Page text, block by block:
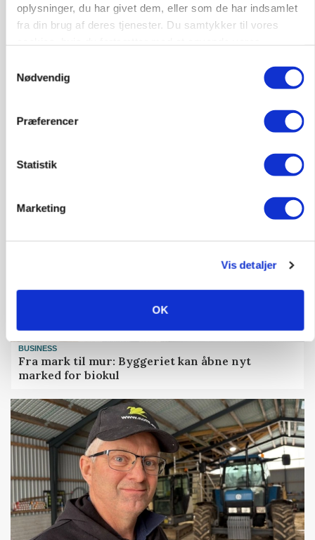
oplysninger, du har givet dem, eller som de har indsamlet
fra din brug af deres tjenester. Du samtykker til vores
Nødvendig
Præferencer
Statistik
Marketing
Vis detaljer
OK
Ejer eller medejer? Nyt tv-format udfordrer
landbrugets ejerstruktur
BUSINESS
Fra mark til mur: Byggeriet kan åbne nyt
marked for biokul